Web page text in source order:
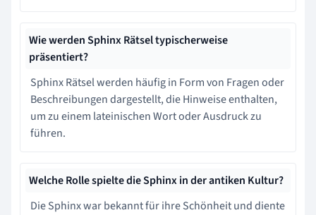
Wie werden Sphinx Rätsel typischerweise
präsentiert?
Sphinx Rätsel werden häufig in Form von Fragen oder
Beschreibungen dargestellt, die Hinweise enthalten,
um zu einem lateinischen Wort oder Ausdruck zu
führen.
Welche Rolle spielte die Sphinx in der antiken Kultur?
Die Sphinx war bekannt für ihre Schönheit und diente